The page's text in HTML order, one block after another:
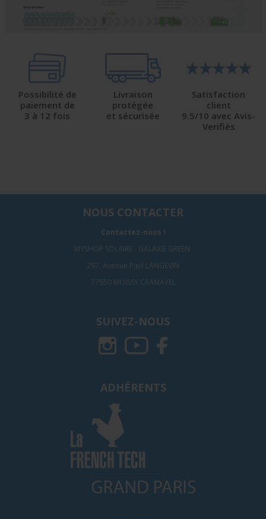
Possibilité de
paiement de
3 à 12 fois
Livraison
protégée
et sécurisée
Satisfaction
client
9.5/10 avec Avis-
Verifiés
NOUS CONTACTER
Contactez-nous !
MYSHOP SOLAIRE - GALAXIE GREEN
297, Avenue Paul LANGEVIN
77550 MOISSY CRAMAYEL
SUIVEZ-NOUS
ADHÉRENTS